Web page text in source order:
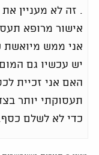
. זה לא מעניין
אישור מרופא
אני ממש מיואשת
יש עכשיו גם
האם אני זכיית
תעסוקתי יותר
כדי לא לשלם